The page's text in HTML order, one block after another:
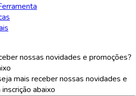
nossas novidades e promoções?
mais receber nossas novidades e
abaixo